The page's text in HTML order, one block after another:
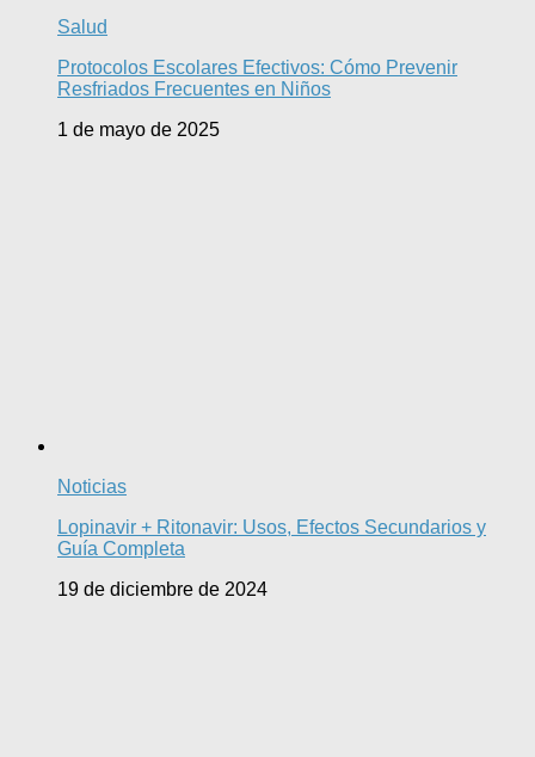
Salud
Protocolos Escolares Efectivos: Cómo Prevenir
Resfriados Frecuentes en Niños
1 de mayo de 2025
Noticias
Lopinavir + Ritonavir: Usos, Efectos Secundarios y
Guía Completa
19 de diciembre de 2024